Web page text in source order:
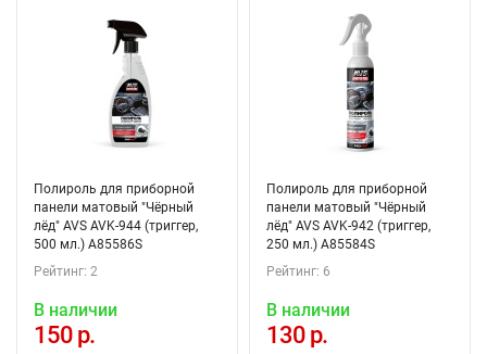
Полироль для приборной
панели матовый "Чёрный
лёд" AVS AVK-944 (триггер,
500 мл.) A85586S
Рейтинг: 2
В наличии
150 р.
Полироль для приборной
панели матовый "Чёрный
лёд" AVS AVK-942 (триггер,
250 мл.) A85584S
Рейтинг: 6
В наличии
130 р.